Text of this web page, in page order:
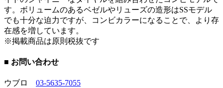
す。ボリュームのあるベゼルやリューズの造形はSSモデル
でも十分な迫力ですが、コンビカラーになることで、より存
在感を増しています。
※掲載商品は原則税抜です
■ お問い合わせ
ウブロ 03-5635-7055